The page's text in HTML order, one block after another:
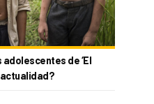
de ‘El
actualidad?